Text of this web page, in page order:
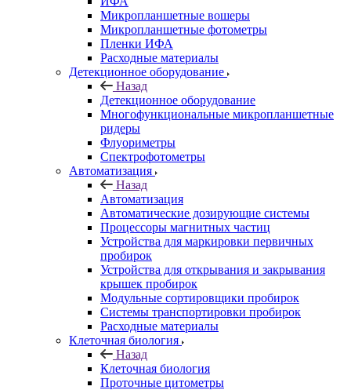
Микропланшетные вошеры
Микропланшетные фотометры
Пленки ИФА
Расходные материалы
Детекционное оборудование
Назад
Детекционное оборудование
Многофункциональные микропланшетные
ридеры
Флуориметры
Спектрофотометры
Автоматизация
Назад
Автоматизация
Автоматические дозирующие системы
Процессоры магнитных частиц
Устройства для маркировки первичных
пробирок
Устройства для открывания и закрывания
крышек пробирок
Модульные сортировщики пробирок
Системы транспортировки пробирок
Расходные материалы
Клеточная биология
Назад
Клеточная биология
Проточные цитометры